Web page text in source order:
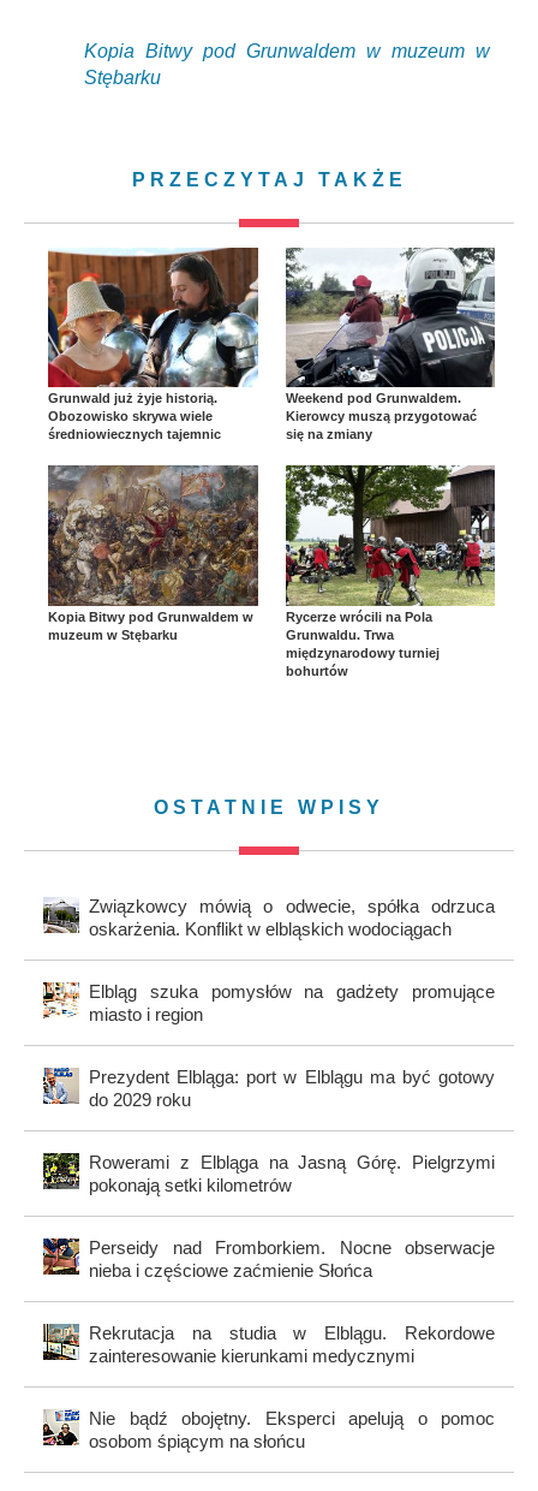
Kopia Bitwy pod Grunwaldem w muzeum w
Stębarku
PRZECZYTAJ TAKŻE
Grunwald już żyje historią.
Obozowisko skrywa wiele
średniowiecznych tajemnic
Weekend pod Grunwaldem.
Kierowcy muszą przygotować
się na zmiany
Kopia Bitwy pod Grunwaldem w
muzeum w Stębarku
Rycerze wrócili na Pola
Grunwaldu. Trwa
międzynarodowy turniej
bohurtów
OSTATNIE WPISY
Związkowcy mówią o odwecie, spółka odrzuca
oskarżenia. Konflikt w elbląskich wodociągach
Elbląg szuka pomysłów na gadżety promujące
miasto i region
Prezydent Elbląga: port w Elblągu ma być gotowy
do 2029 roku
Rowerami z Elbląga na Jasną Górę. Pielgrzymi
pokonają setki kilometrów
Perseidy nad Fromborkiem. Nocne obserwacje
nieba i częściowe zaćmienie Słońca
Rekrutacja na studia w Elblągu. Rekordowe
zainteresowanie kierunkami medycznymi
Nie bądź obojętny. Eksperci apelują o pomoc
osobom śpiącym na słońcu